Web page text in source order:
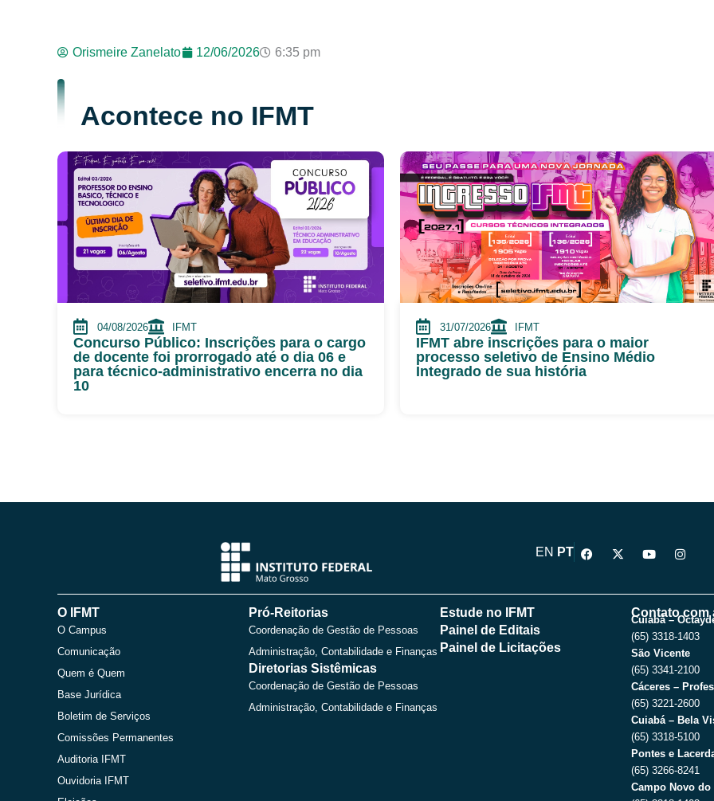
Orismeire Zanelato 12/06/2026 6:35 pm
Acontece no IFMT
04/08/2026 IFMT
Concurso Público: Inscrições para o cargo
de docente foi prorrogado até o dia 06 e
para técnico-administrativo encerra no dia
10
31/07/2026 IFMT
IFMT abre inscrições para o maior
processo seletivo de Ensino Médio
Integrado de sua história
EN PT
F
a
b
X
-
i
Y
o
u
b
e
I
n
a
g
r
a
m
O IFMT
O Campus
Comunicação
Quem é Quem
Base Jurídica
Boletim de Serviços
Comissões Permanentes
Auditoria IFMT
Ouvidoria IFMT
Pró-Reitorias
Coordenação de Gestão de Pessoas
Administração, Contabilidade e Finanças
Diretorias Sistêmicas
Coordenação de Gestão de Pessoas
Administração, Contabilidade e Finanças
Estude no IFMT
Painel de Editais
Painel de Licitações
Contato com
Cuiabá –
(65) 3318-1403
São Vicente
(65) 3341-2100
Cáceres –
(65) 3221-2600
Cuiabá – Bela
(65) 3318-5100
Pontes e
(65) 3266-8241
Campo Novo do